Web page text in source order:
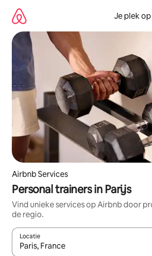
direct
naar
inhoud
Je plek
Airbnb Services
Personal trainers in Parijs
Vind unieke services op Airbnb door
de regio.
Locatie
Wanneer er resultaten beschikbaar zijn,